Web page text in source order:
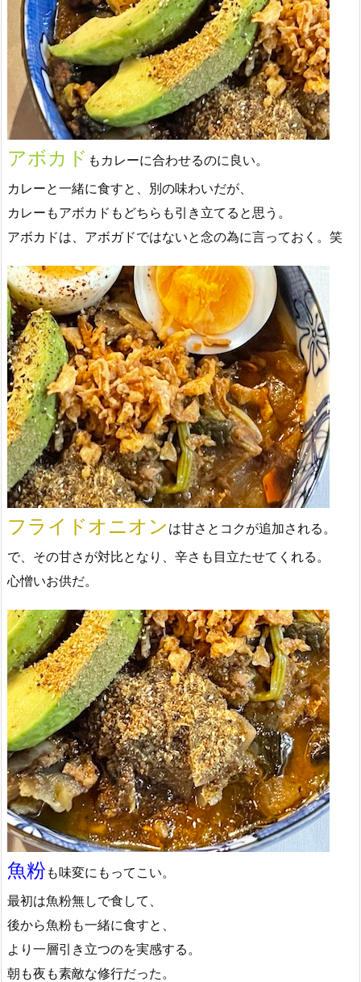
アボカド もカレーに合わせるのに良い。
カレーと一緒に食すと、別の味わいだが、
カレーもアボカドもどちらも引き立てると思う。
アボカドは、アボガドではないと念の為に言っておく。笑
フライドオニオン は甘さとコクが追加される。
で、その甘さが対比となり、辛さも目立たせてくれる。
心憎いお供だ。
魚粉 も味変にもってこい。
最初は魚粉無しで食して、
後から魚粉も一緒に食すと、
より一層引き立つのを実感する。
朝も夜も素敵な修行だった。